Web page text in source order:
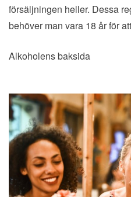
försäljningen heller. Dessa
behöver man vara 18 år för
Alkoholens baksida